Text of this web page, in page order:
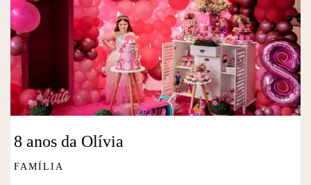
8 anos da Olívia
FAMÍLIA